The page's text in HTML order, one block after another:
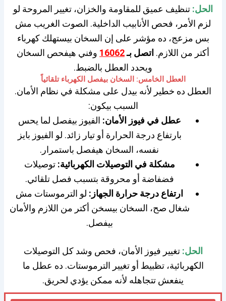
الحل: تنظيف عميق للمقاومة والخزان، تغيير المروحة لو
لزم الأمر، فحص الأنابيب الداخلية. الصوت الغريب مش
بس مزعج، ده مؤشر على إن السخان بيستهلك كهرباء
أكتر من اللازم. اتصل بـ16062 وفني هيفحص السخان
ويحدد العطل بالضبط.
العطل الخامس: السخان بيفصل الكهرباء تلقائياً
العطل ده خطير لأنه بيدل على مشكلة في نظام الأمان.
السبب بيكون:
عطل في فيوز الأمان: الفيوز بيفصل لما يحس
بارتفاع درجة الحرارة أو تيار زائد. لو الفيوز بايز
نفسه، السخان هيفصل باستمرار.
مشكلة في التوصيلات الكهربائية: توصيلات
فضفاضة أو محروقة بتسبب فصل تلقائي.
ارتفاع درجة حرارة الجهاز: لو الترموستات مش
شغال صح، السخان بيسخن أكتر من اللازم والأمان
بيفصل.
الحل: تغيير فيوز الأمان، فحص وشد كل التوصيلات
الكهربائية، تظبيط أو تغيير الترموستات. ده عطل ما
ينفعش تتجاهله لأنه ممكن يؤدي لحريق.